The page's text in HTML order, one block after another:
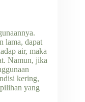
lama, dapat
air, maka
Namun, jika
kering,
yang